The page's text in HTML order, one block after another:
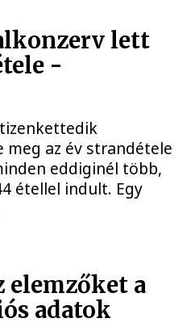
lett
-
az év strandétele
eddiginél több,
étellel indult. Egy
elemzőket a
adatok